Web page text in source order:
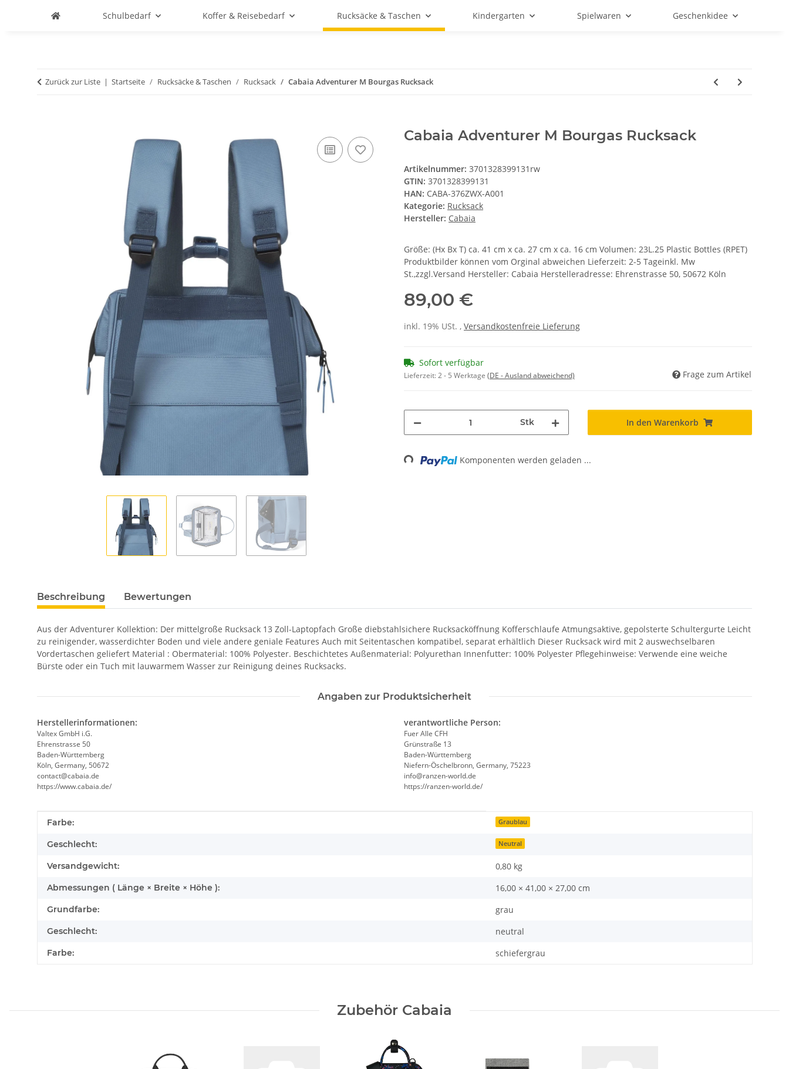
Schulbedarf Koffer & Reisebedarf Rucksäcke & Taschen Kindergarten Spielwaren Geschenkidee
Zurück zur Liste Startseite Rucksäcke & Taschen Rucksack Cabaia Adventurer M Bourgas Rucksack
Cabaia Adventurer M Bourgas Rucksack
Artikelnummer: 3701328399131rw
GTIN: 3701328399131
HAN: CABA-376ZWX-A001
Kategorie: Rucksack
Hersteller: Cabaia
Größe: (Hx Bx T) ca. 41 cm x ca. 27 cm x ca. 16 cm Volumen: 23L.25 Plastic Bottles (RPET)
Produktbilder können vom Orginal abweichen Lieferzeit: 2-5 Tageinkl. Mw
St.,zzgl.Versand Hersteller: Cabaia Herstelleradresse: Ehrenstrasse 50, 50672 Köln
89,00 €
inkl. 19% USt. , Versandkostenfreie Lieferung
Sofort verfügbar
Lieferzeit:2 - 5 Werktage (DE - Ausland abweichend) Frage zum Artikel
Stk In den Warenkorb
Loading... Komponenten werden geladen ...
Beschreibung Bewertungen
Aus der Adventurer Kollektion: Der mittelgroße Rucksack 13 Zoll-Laptopfach Große diebstahlsichere Rucksacköffnung Kofferschlaufe Atmungsaktive, gepolsterte Schultergurte Leicht
zu reinigender, wasserdichter Boden und viele andere geniale Features Auch mit Seitentaschen kompatibel, separat erhältlich Dieser Rucksack wird mit 2 auswechselbaren
Vordertaschen geliefert Material : Obermaterial: 100% Polyester. Beschichtetes Außenmaterial: Polyurethan Innenfutter: 100% Polyester Pflegehinweise: Verwende eine weiche
Bürste oder ein Tuch mit lauwarmem Wasser zur Reinigung deines Rucksacks.
Angaben zur Produktsicherheit
Herstellerinformationen:
Valtex GmbH i.G.
Ehrenstrasse 50
Baden-Württemberg
Köln, Germany, 50672
contact@cabaia.de
https://www.cabaia.de/
verantwortliche Person:
Fuer Alle CFH
Grünstraße 13
Baden-Württemberg
Niefern-Öschelbronn, Germany, 75223
info@ranzen-world.de
https://ranzen-world.de/
Produkteigenschaft
Wert
Farbe: Graublau
Geschlecht: Neutral
Versandgewicht: 0,80 kg
Abmessungen ( Länge × Breite × Höhe ): 16,00 × 41,00 × 27,00 cm
Grundfarbe: grau
Geschlecht: neutral
Farbe: schiefergrau
Zubehör Cabaia